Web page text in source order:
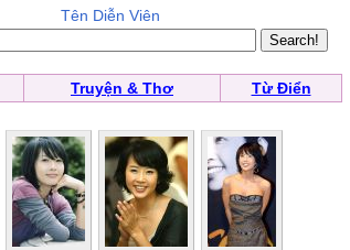
Tên Diễn Viên
Truyện & Thơ Từ Điển